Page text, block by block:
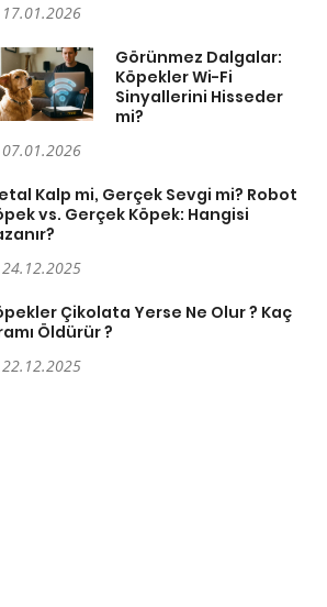
17.01.2026
Görünmez Dalgalar:
Köpekler Wi-Fi
Sinyallerini Hisseder
mi?
07.01.2026
Kalp mi, Gerçek Sevgi mi? Robot
vs. Gerçek Köpek: Hangisi
24.12.2025
Çikolata Yerse Ne Olur ? Kaç
Öldürür ?
22.12.2025